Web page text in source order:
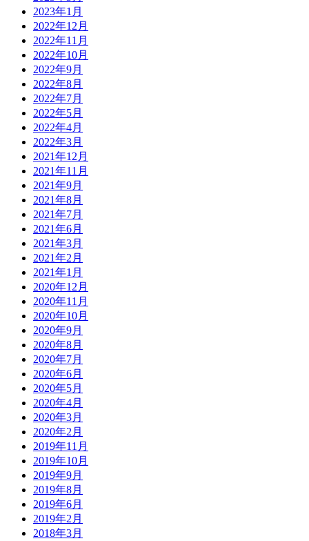
2023年1月
2022年12月
2022年11月
2022年10月
2022年9月
2022年8月
2022年7月
2022年5月
2022年4月
2022年3月
2021年12月
2021年11月
2021年9月
2021年8月
2021年7月
2021年6月
2021年3月
2021年2月
2021年1月
2020年12月
2020年11月
2020年10月
2020年9月
2020年8月
2020年7月
2020年6月
2020年5月
2020年4月
2020年3月
2020年2月
2019年11月
2019年10月
2019年9月
2019年8月
2019年6月
2019年2月
2018年3月